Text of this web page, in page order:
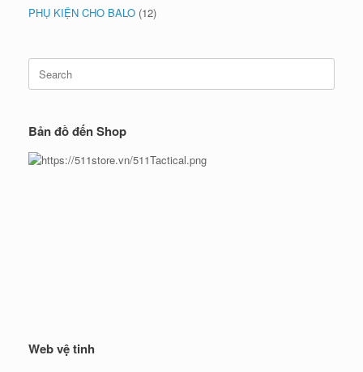
PHỤ KIỆN CHO BALO (12)
Search
for:
Bản đồ đến Shop
Web vệ tinh